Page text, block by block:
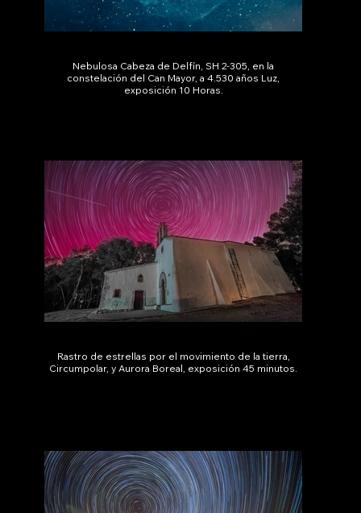
Nebulosa Cabeza de Delfín, SH 2-305, en la
constelación del Can Mayor, a 4.530 años Luz,
exposición 10 Horas.
Rastro de estrellas por el movimiento de la tierra,
Circumpolar, y Aurora Boreal, exposición 45 minutos.